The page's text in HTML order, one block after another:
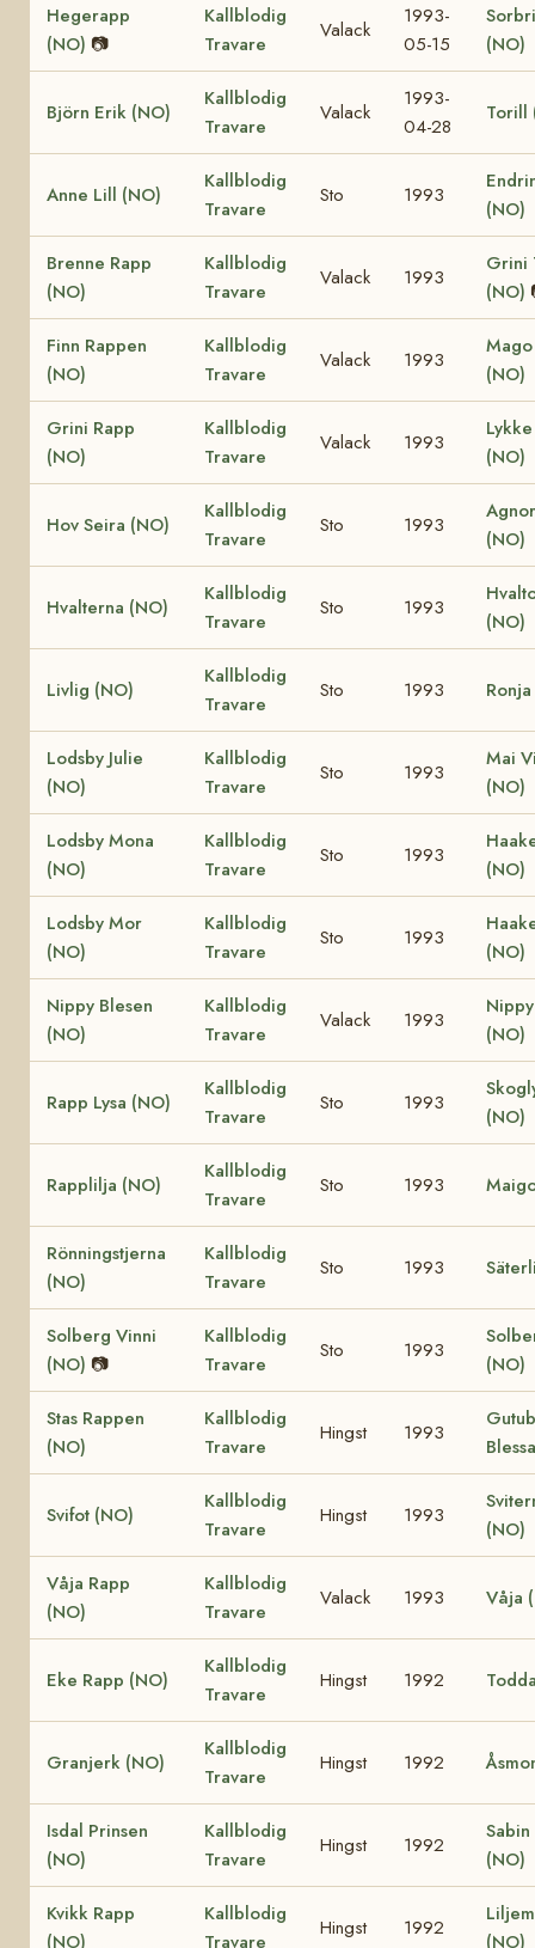
Hegerapp
(NO) 📷
Kallblodig
Travare
Valack
1993-
05-15
(NO)
Björn Erik (NO)
Kallblodig
Travare
Valack
1993-
04-28
Torill
Anne Lill (NO)
Kallblodig
Travare
Sto 1993
(NO)
Brenne Rapp
(NO)
Kallblodig
Travare
Valack 1993
Grini
(NO)
Finn Rappen
(NO)
Kallblodig
Travare
Valack 1993
(NO)
Grini Rapp
(NO)
Kallblodig
Travare
Valack 1993
(NO)
Hov Seira (NO)
Kallblodig
Travare
Sto 1993
(NO)
Hvalterna (NO)
Kallblodig
Travare
Sto 1993
(NO)
Livlig (NO)
Kallblodig
Travare
Sto 1993
Lodsby Julie
(NO)
Kallblodig
Travare
Sto 1993
Mai
(NO)
Lodsby Mona
(NO)
Kallblodig
Travare
Sto 1993
(NO)
Lodsby Mor
(NO)
Kallblodig
Travare
Sto 1993
(NO)
Nippy Blesen
(NO)
Kallblodig
Travare
Valack 1993
(NO)
Rapp Lysa (NO)
Kallblodig
Travare
Sto 1993
(NO)
Rapplilja (NO)
Kallblodig
Travare
Sto 1993
Rönningstjerna
(NO)
Kallblodig
Travare
Sto 1993
Solberg Vinni
(NO) 📷
Kallblodig
Travare
Sto 1993
(NO)
Stas Rappen
(NO)
Kallblodig
Travare
Hingst 1993
Svifot (NO)
Kallblodig
Travare
Hingst 1993
(NO)
Våja Rapp
(NO)
Kallblodig
Travare
Valack 1993 Våja
Eke Rapp (NO)
Kallblodig
Travare
Hingst 1992
Granjerk (NO)
Kallblodig
Travare
Hingst 1992
Isdal Prinsen
(NO)
Kallblodig
Travare
Hingst 1992
Sabin
(NO)
Kvikk Rapp
(NO)
Kallblodig
Travare
Hingst 1992
(NO)